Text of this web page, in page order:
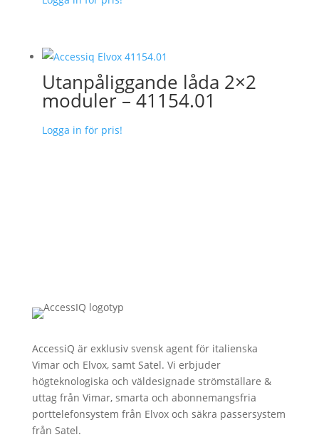
Utanpåliggande låda 2×2
moduler – 41154.01
Logga in för pris!
AccessiQ är exklusiv svensk agent för italienska
Vimar och Elvox, samt Satel. Vi erbjuder
högteknologiska och väldesignade strömställare &
uttag från Vimar, smarta och abonnemangsfria
porttelefonsystem från Elvox och säkra passersystem
från Satel.